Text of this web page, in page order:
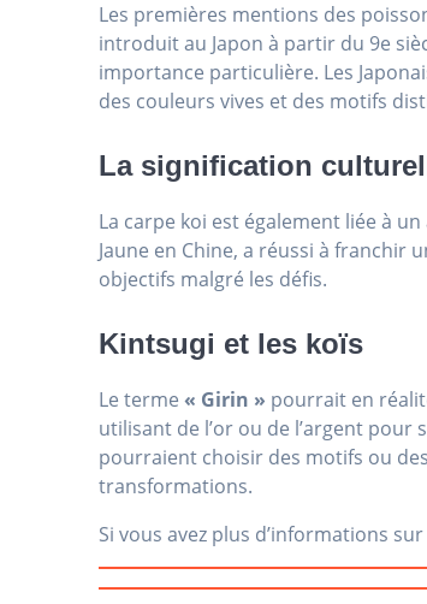
Les premières mentions des
introduit au Japon à partir du 9e
importance particulière. Les
des couleurs vives et des motifs
La signification
La carpe koi est également liée à
Jaune en Chine, a réussi à franchir
objectifs malgré les défis.
Kintsugi et les koïs
Le terme« Girin » pourrait en
utilisant de l’or ou de l’argent
pourraient choisir des motifs ou
transformations.
Si vous avez plus d’informations